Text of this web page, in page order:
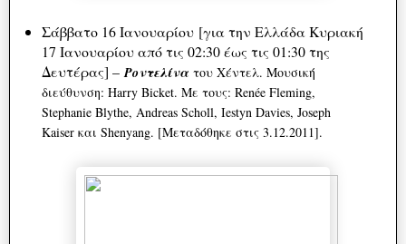
Σάββατο 16 Ιανουαρίου [για την Ελλάδα Κυριακή
17 Ιανουαρίου από τις 02:30 έως τις 01:30 της
Δευτέρας] – Ροντελίνα του Χέντελ. Μουσική
διεύθυνση: Harry Bicket. Με τους: Renée Fleming,
Stephanie Blythe, Andreas Scholl, Iestyn Davies, Joseph
Kaiser και Shenyang. [Μεταδόθηκε στις 3.12.2011].